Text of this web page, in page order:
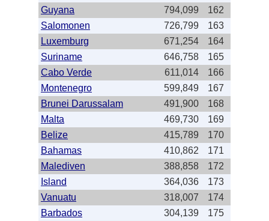
Guyana
794,099
162
Salomonen
726,799
163
Luxemburg
671,254
164
Suriname
646,758
165
Cabo Verde
611,014
166
Montenegro
599,849
167
Brunei Darussalam
491,900
168
Malta
469,730
169
Belize
415,789
170
Bahamas
410,862
171
Malediven
388,858
172
Island
364,036
173
Vanuatu
318,007
174
Barbados
304,139
175